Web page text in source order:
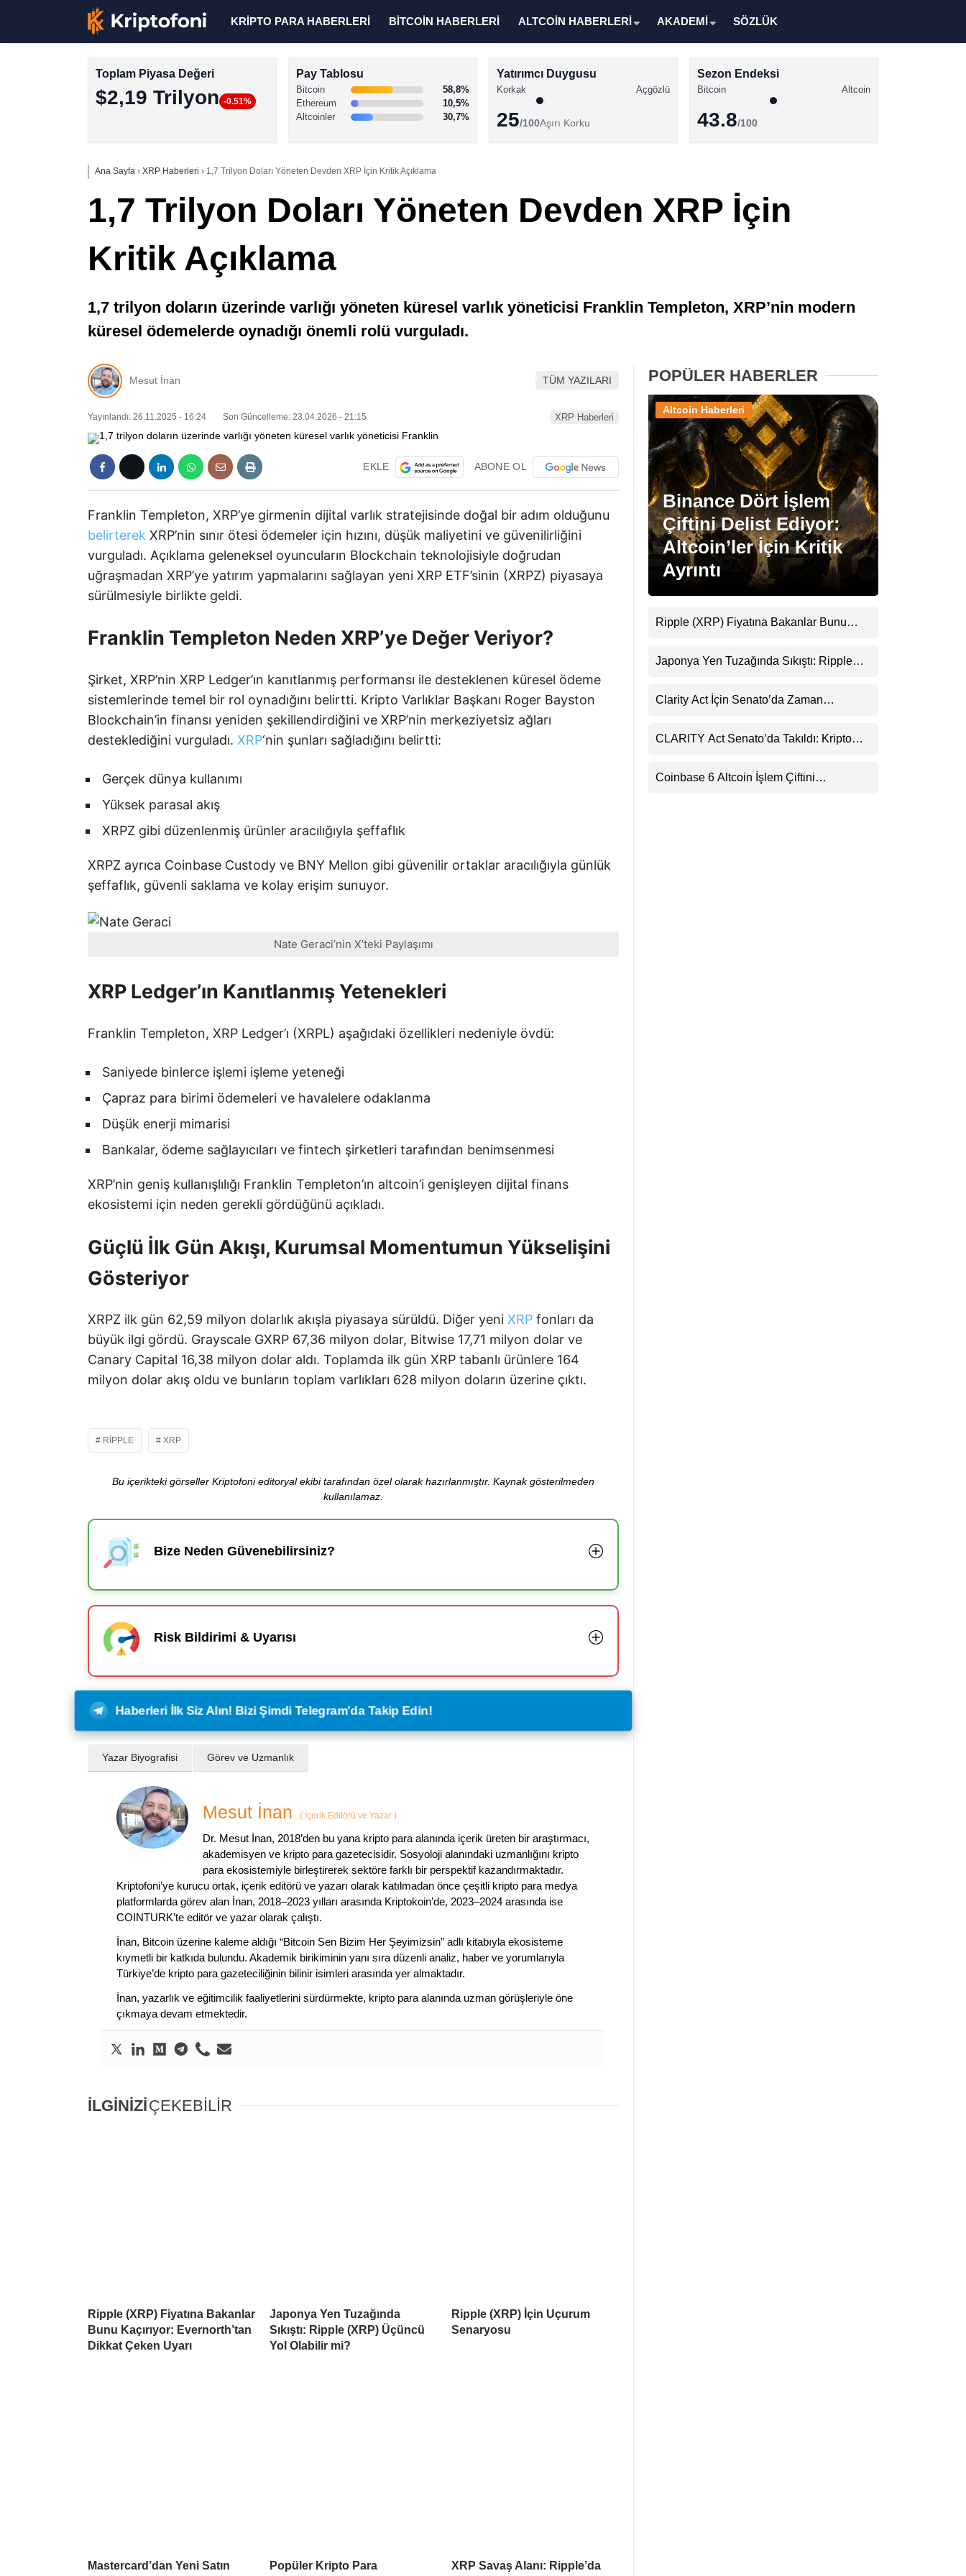
Facebook
Instagram
Youtube
TikTok
KRİPTO PARA HABERLERİ BİTCOİN HABERLERİ ALTCOİN HABERLERİ AKADEMİ SÖZLÜK
Toplam Piyasa Değeri
$2,19 Trilyon -0.51%
Pay Tablosu
Bitcoin
58,8%
Ethereum
10,5%
Altcoinler
30,7%
Yatırımcı Duygusu
Korkak Açgözlü
25/100Aşırı Korku
Sezon Endeksi
Bitcoin Altcoin
43.8/100
Ana Sayfa › XRP Haberleri › 1,7 Trilyon Doları Yöneten Devden XRP İçin Kritik Açıklama
1,7 Trilyon Doları Yöneten Devden XRP İçin
Kritik Açıklama
1,7 trilyon doların üzerinde varlığı yöneten küresel varlık yöneticisi Franklin Templeton, XRP’nin modern
küresel ödemelerde oynadığı önemli rolü vurguladı.
Mesut İnan TÜM YAZILARI
Yayınlandı: 26.11.2025 - 16:24 Son Güncelleme: 23.04.2026 - 21:15 XRP Haberleri
EKLE ABONE OL
Franklin Templeton, XRP’ye girmenin dijital varlık stratejisinde doğal bir adım olduğunu
belirterek XRP’nin sınır ötesi ödemeler için hızını, düşük maliyetini ve güvenilirliğini
vurguladı. Açıklama geleneksel oyuncuların Blockchain teknolojisiyle doğrudan
uğraşmadan XRP’ye yatırım yapmalarını sağlayan yeni XRP ETF’sinin (XRPZ) piyasaya
sürülmesiyle birlikte geldi.
Franklin Templeton Neden XRP’ye Değer Veriyor?
Şirket, XRP’nin XRP Ledger’ın kanıtlanmış performansı ile desteklenen küresel ödeme
sistemlerinde temel bir rol oynadığını belirtti. Kripto Varlıklar Başkanı Roger Bayston
Blockchain’in finansı yeniden şekillendirdiğini ve XRP’nin merkeziyetsiz ağları
desteklediğini vurguladı. XRP‘nin şunları sağladığını belirtti:
Gerçek dünya kullanımı
Yüksek parasal akış
XRPZ gibi düzenlenmiş ürünler aracılığıyla şeffaflık
XRPZ ayrıca Coinbase Custody ve BNY Mellon gibi güvenilir ortaklar aracılığıyla günlük
şeffaflık, güvenli saklama ve kolay erişim sunuyor.
Nate Geraci’nin X’teki Paylaşımı
XRP Ledger’ın Kanıtlanmış Yetenekleri
Franklin Templeton, XRP Ledger’ı (XRPL) aşağıdaki özellikleri nedeniyle övdü:
Saniyede binlerce işlemi işleme yeteneği
Çapraz para birimi ödemeleri ve havalelere odaklanma
Düşük enerji mimarisi
Bankalar, ödeme sağlayıcıları ve fintech şirketleri tarafından benimsenmesi
XRP’nin geniş kullanışlılığı Franklin Templeton’ın altcoin’i genişleyen dijital finans
ekosistemi için neden gerekli gördüğünü açıkladı.
Güçlü İlk Gün Akışı, Kurumsal Momentumun Yükselişini
Gösteriyor
XRPZ ilk gün 62,59 milyon dolarlık akışla piyasaya sürüldü. Diğer yeni XRP fonları da
büyük ilgi gördü. Grayscale GXRP 67,36 milyon dolar, Bitwise 17,71 milyon dolar ve
Canary Capital 16,38 milyon dolar aldı. Toplamda ilk gün XRP tabanlı ürünlere 164
milyon dolar akış oldu ve bunların toplam varlıkları 628 milyon doların üzerine çıktı.
RIPPLE XRP
Bu içerikteki görseller Kriptofoni editoryal ekibi tarafından özel olarak hazırlanmıştır. Kaynak gösterilmeden
kullanılamaz.
Bize Neden Güvenebilirsiniz?
Risk Bildirimi & Uyarısı
Haberleri İlk Siz Alın! Bizi Şimdi Telegram'da Takip Edin!
Yazar Biyografisi Görev ve Uzmanlık
Mesut İnan ( İçerik Editörü ve Yazar )
Dr. Mesut İnan, 2018’den bu yana kripto para alanında içerik üreten bir araştırmacı,
akademisyen ve kripto para gazetecisidir. Sosyoloji alanındaki uzmanlığını kripto
para ekosistemiyle birleştirerek sektöre farklı bir perspektif kazandırmaktadır.
Kriptofoni’ye kurucu ortak, içerik editörü ve yazarı olarak katılmadan önce çeşitli kripto para medya
platformlarda görev alan İnan, 2018–2023 yılları arasında Kriptokoin’de, 2023–2024 arasında ise
COINTURK’te editör ve yazar olarak çalıştı.
İnan, Bitcoin üzerine kaleme aldığı “Bitcoin Sen Bizim Her Şeyimizsin” adlı kitabıyla ekosisteme
kıymetli bir katkıda bulundu. Akademik birikiminin yanı sıra düzenli analiz, haber ve yorumlarıyla
Türkiye’de kripto para gazeteciliğinin bilinir isimleri arasında yer almaktadır.
İnan, yazarlık ve eğitimcilik faaliyetlerini sürdürmekte, kripto para alanında uzman görüşleriyle öne
çıkmaya devam etmektedir.
İLGİNİZİÇEKEBİLİR
Ripple (XRP) Fiyatına Bakanlar
Bunu Kaçırıyor: Evernorth’tan
Dikkat Çeken Uyarı
Japonya Yen Tuzağında
Sıkıştı: Ripple (XRP) Üçüncü
Yol Olabilir mi?
Ripple (XRP) İçin Uçurum
Senaryosu
Mastercard’dan Yeni Satın
Popüler Kripto Para
XRP Savaş Alanı: Ripple’da
POPÜLER HABERLER
Binance Dört İşlem
Çiftini Delist Ediyor:
Altcoin’ler İçin Kritik
Ayrıntı
Altcoin Haberleri
Ripple (XRP) Fiyatına Bakanlar Bunu
Uyarı
Japonya Yen Tuzağında Sıkıştı: Ripple
Clarity Act İçin Senato’da Zaman
CLARITY Act Senato’da Takıldı: Kripto
Coinbase 6 Altcoin İşlem Çiftini